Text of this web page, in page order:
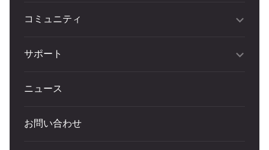
コミュニティ
サポート
ニュース
お問い合わせ